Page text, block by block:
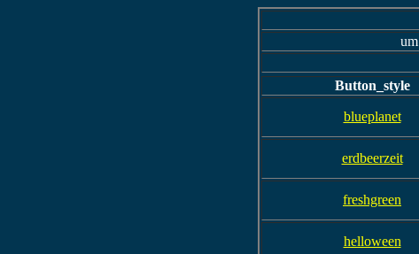
Button_style
blueplanet
erdbeerzeit
freshgreen
helloween